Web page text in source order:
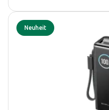
Neuheit